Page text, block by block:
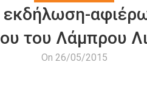
εκδήλωση-
του Λάμπρου
On 26/05/2015